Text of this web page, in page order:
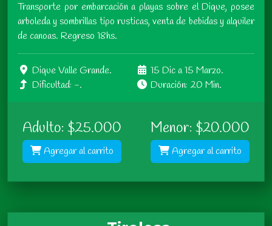
Transporte por embarcación a playas sobre el Dique, posee
arboleda y sombrillas tipo rusticas, venta de bebidas y alquiler
de canoas. Regreso 18hs.
Dique Valle Grande.
15 Dic a 15 Marzo.
Dificultad: -.
Duración: 20 Min.
Adulto: $25.000
Agregar al carrito
Menor: $20.000
Agregar al carrito